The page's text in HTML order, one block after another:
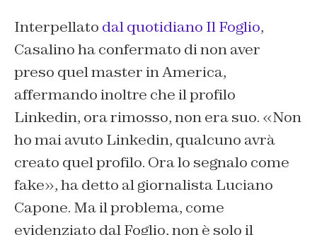
Interpellato dal quotidiano Il Foglio,
Casalino ha confermato di non aver
preso quel master in America,
affermando inoltre che il profilo
Linkedin, ora rimosso, non era suo. «Non
ho mai avuto Linkedin, qualcuno avrà
creato quel profilo. Ora lo segnalo come
fake», ha detto al giornalista Luciano
Capone. Ma il problema, come
evidenziato dal Foglio, non è solo il